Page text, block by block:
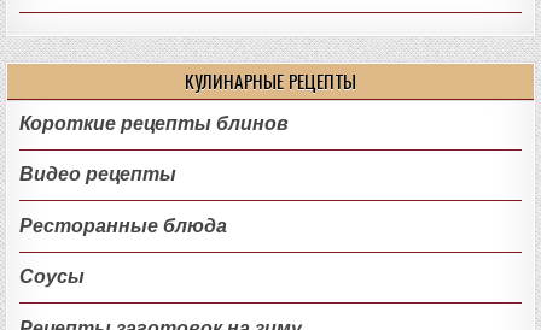
КУЛИНАРНЫЕ РЕЦЕПТЫ
Короткие рецепты блинов
Видео рецепты
Ресторанные блюда
Соусы